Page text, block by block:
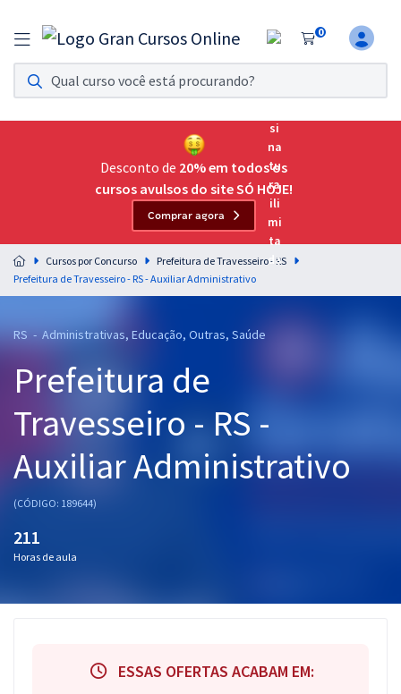
0
Assinatura Ilimitada 11
Acesso a todos os cursos. Teste grátis por 7 dias!
Assinatura OAB Até Passar
Acesso ilimitado a toda preparação para o Exame da
Residências Multiprofissionais
Preparação completa e intensiva para as principais
residências em saúde do Brasil
Cursos 20% OFF
Pós
Graduação
OAB
Mentorias
Desconto de 20% em todos os
cursos avulsos do site SÓ HOJE!
Comprar agora
Cursos por Concurso
Prefeitura de Travesseiro - RS
Prefeitura de Travesseiro - RS - Auxiliar Administrativo
RS - Administrativas, Educação, Outras, Saúde
Prefeitura de
Travesseiro - RS -
Auxiliar Administrativo
(CÓDIGO: 189644)
211
Horas de aula
ESSAS OFERTAS ACABAM EM: